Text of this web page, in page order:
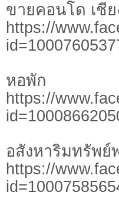
ขายคอนโด เชีย
https://
หอพัก
https://
อสังหาริมทรัพย์
https://